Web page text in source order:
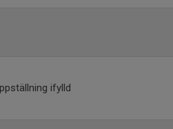
ifylld